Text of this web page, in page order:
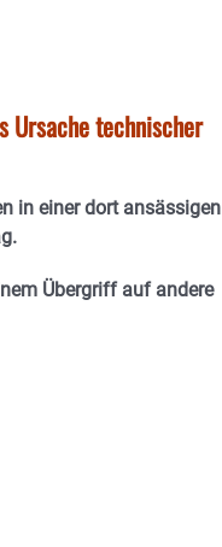
Ursache technischer
in einer dort ansässigen
Übergriff auf andere